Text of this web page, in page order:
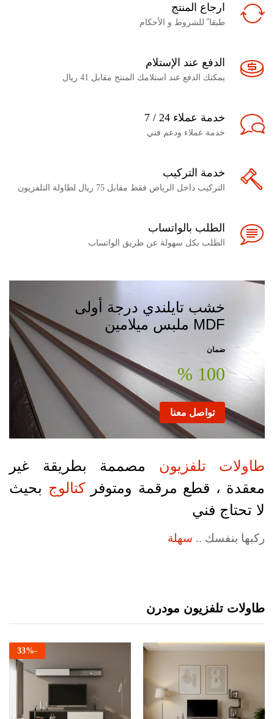
ارجاع المنتج
طبقا ً للشروط و الأحكام
الدفع عند الإستلام
يمكنك الدفع عند استلامك المنتج مقابل 41 ريال
خدمة عملاء 24 / 7
خدمة عملاء ودعم فني
خدمة التركيب
التركيب داخل الرياض فقط مقابل 75 ريال لطاولة التلفزيون
الطلب بالواتساب
الطلب بكل سهولة عن طريق الواتساب
خشب تايلندي درجة أولى
MDF ملبس ميلامين
ضمان
100 %
تواصل معنا
طاولات تلفزيون مصممة بطريقة غير
معقدة ، قطع مرقمة ومتوفركتالوج بحيث
لا تحتاج فني
ركبها بنفسك .. سهلة
طاولات تلفزيون مودرن
-
33%